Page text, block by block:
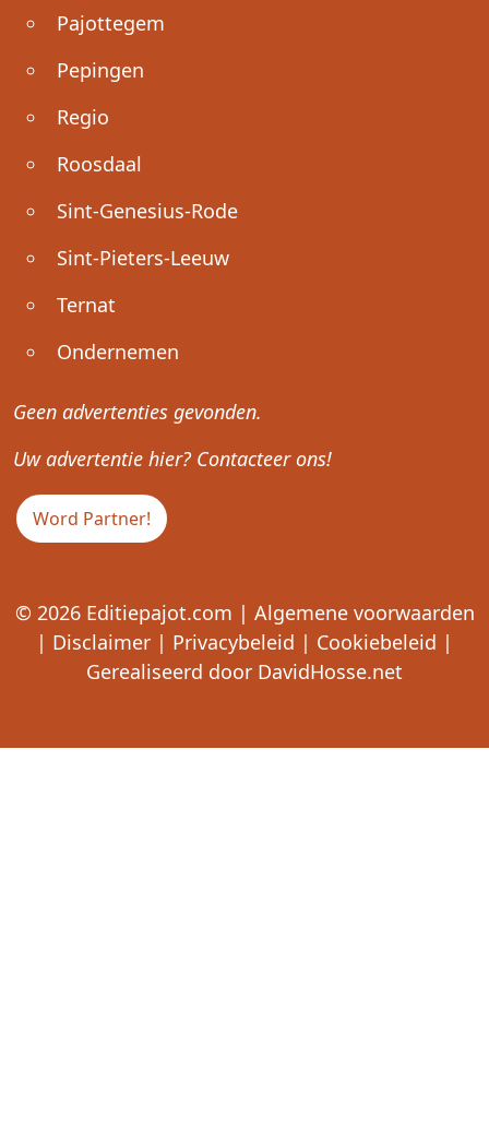
Pajottegem
Pepingen
Regio
Roosdaal
Sint-Genesius-Rode
Sint-Pieters-Leeuw
Ternat
Ondernemen
Geen advertenties gevonden.
Uw advertentie hier? Contacteer ons!
Word Partner!
© 2026 Editiepajot.com | Algemene voorwaarden
| Disclaimer | Privacybeleid | Cookiebeleid |
Gerealiseerd door DavidHosse.net